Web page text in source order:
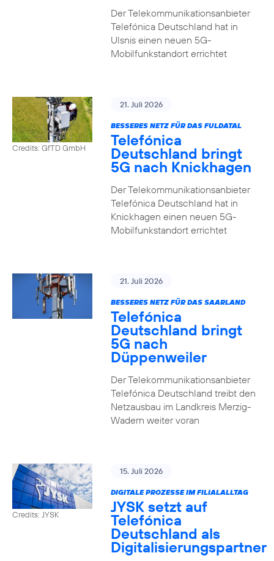
Der Telekommunikationsanbieter
Telefónica Deutschland hat in
Ulsnis einen neuen 5G-
Mobilfunkstandort errichtet
Credits: GfTD GmbH
21. Juli 2026
BESSERES NETZ FÜR DAS FULDATAL
Telefónica
Deutschland bringt
5G nach Knickhagen
Der Telekommunikationsanbieter
Telefónica Deutschland hat in
Knickhagen einen neuen 5G-
Mobilfunkstandort errichtet
21. Juli 2026
BESSERES NETZ FÜR DAS SAARLAND
Telefónica
Deutschland bringt
5G nach
Düppenweiler
Der Telekommunikationsanbieter
Telefónica Deutschland treibt den
Netzausbau im Landkreis Merzig-
Wadern weiter voran
Credits: JYSK
15. Juli 2026
DIGITALE PROZESSE IM FILIALALLTAG
JYSK setzt auf
Telefónica
Deutschland als
Digitalisierungspartner